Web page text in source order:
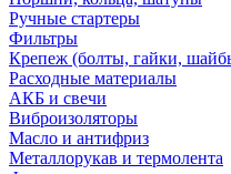
Ручные стартеры
Фильтры
Крепеж (болты, гайки,
Расходные материалы
АКБ и свечи
Виброизоляторы
Масло и антифриз
Металлорукав и термолента